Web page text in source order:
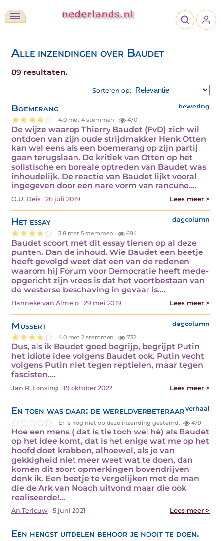
Alle inzendingen over Baudet
89 resultaten.
Sorteren op:
Boemerang bewering
4.0 met 4 stemmen 470
De wijze waarop Thierry Baudet (FvD) zich wil
ontdoen van zijn oude strijdmakker Henk Otten
kan wel eens als een boemerang op zijn partij
gaan terugslaan. De kritiek van Otten op het
solistische en boreale optreden van Baudet was
inhoudelijk. De reactie van Baudet lijkt vooral
ingegeven door een nare vorm van rancune.…
O.U. Deis 26 juli 2019 Lees meer >
Het essay dagcolumn
3.8 met 5 stemmen 694
Baudet scoort met dit essay tienen op al deze
punten. Dan de inhoud. Wie Baudet een beetje
heeft gevolgd weet dat een van de redenen
waarom hij Forum voor Democratie heeft mede-
opgericht zijn vrees is dat het voortbestaan van
de westerse beschaving in gevaar is.…
Hanneke van Almelo 29 mei 2019 Lees meer >
Mussert dagcolumn
4.0 met 2 stemmen 732
Dus, als ik Baudet goed begrijp, begrijpt Putin
het idiote idee volgens Baudet ook. Putin vecht
volgens Putin niet tegen reptielen, maar tegen
fascisten.…
Jan R. Lønsing 19 oktober 2022 Lees meer >
En toen was daar: de wereldverbeteraar verhaal
Er is nog niet op deze inzending gestemd. 479
Hoe een mens ( dat is tie toch wel hè) als Baudet
op het idee komt, dat is het enige wat me op het
hoofd doet krabben, alhoewel, als je van
gekkigheid niet meer weet wat te doen, dan
komen dit soort opmerkingen bovendrijven
denk ik. Een beetje te vergelijken met de man
die de Ark van Noach uitvond maar die ook
realiseerde!…
An Terlouw 5 juni 2021 Lees meer >
Een hengst uitdelen behoor je nooit te doen.